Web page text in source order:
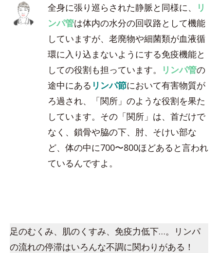
全身に張り巡らされた静脈と同様に、
リ
ンパ管は体内の水分の回収路として機能
していますが、老廃物や細菌類が血液循
環に入り込まないようにする免疫機能と
しての役割も担っています。
リンパ管の
途中にある リンパ節において有害物質が
ろ過され、「関所」のような役割を果た
しています。その「関所」は、首だけで
なく、鎖骨や脇の下、肘、そけい部な
ど、体の中に700〜800ほどあると言われ
ているんですよ。
足のむくみ、肌のくすみ、免疫力低下…。リンパ
の流れの停滞はいろんな不調に関わりがある！